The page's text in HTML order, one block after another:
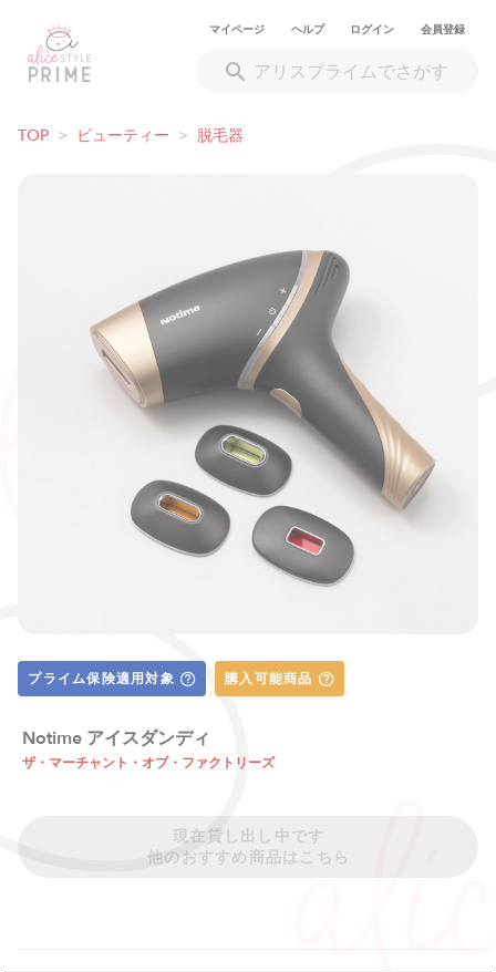
マイページ ヘルプ ログイン 会員登録
TOP > ビューティー > 脱毛器
プライム保険適用対象 購入可能商品
Notime アイスダンディ
ザ・マーチャント・オブ・ファクトリーズ
現在貸し出し中です
他のおすすめ商品はこちら